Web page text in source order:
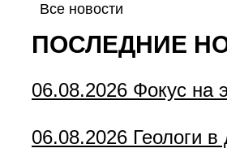
Все новости
ПОСЛЕДНИЕ
06.08.2026 Фокус на
06.08.2026 Геологи